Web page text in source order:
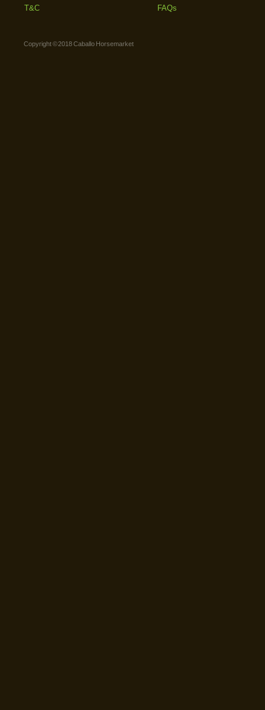
T&C FAQs
Copyright © 2018 Caballo Horsemarket